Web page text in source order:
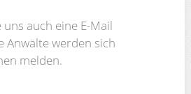
auch eine E-Mail
Anwälte werden sich
melden.